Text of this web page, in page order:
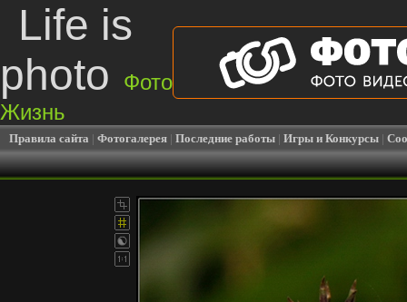
Life is
photo
Фото
Жизнь
Правила сайта | Фотогалерея | Последние работы | Игры и Конкурсы |